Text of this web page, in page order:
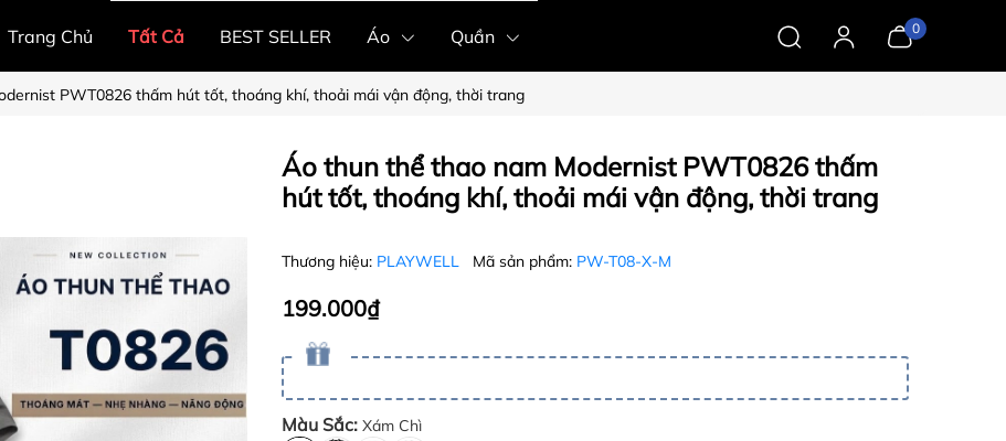
Trang Chủ Tất Cả BEST SELLER Áo Quần 0
PWT0826 thấm hút tốt, thoáng khí, thoải mái vận động, thời trang
Áo thun thể thao nam Modernist PWT0826 thấm
hút tốt, thoáng khí, thoải mái vận động, thời trang
Thương hiệu: PLAYWELL Mã sản phẩm: PW-T08-X-M
199.000₫
Màu Sắc: Xám Chì